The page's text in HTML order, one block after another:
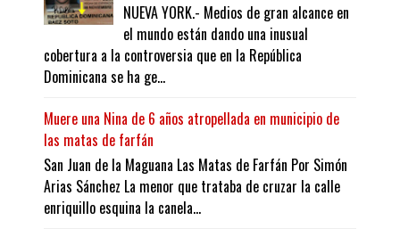
NUEVA YORK.- Medios de gran alcance en
el mundo están dando una inusual
cobertura a la controversia que en la República
Dominicana se ha ge...
Muere una Nina de 6 años atropellada en municipio de
las matas de farfán
San Juan de la Maguana Las Matas de Farfán Por Simón
Arias Sánchez La menor que trataba de cruzar la calle
enriquillo esquina la canela...